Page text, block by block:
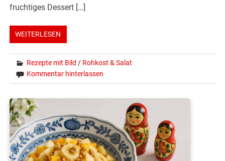
fruchtiges Dessert […]
WEITERLESEN
Rezepte mit Bild / Rohkost & Salat
Kommentar hinterlassen